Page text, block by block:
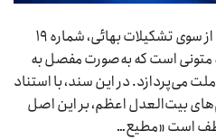
در میان اسناد رسمی منتشرشده از سوی تشکیلات بهائی، شماره ۱۹
از جمله متونی است که به‌صورت مفصل به
می‌پردازد. در این سند، با استناد
بیت‌العدل اعظم، بر این اصل
است «مطیع…